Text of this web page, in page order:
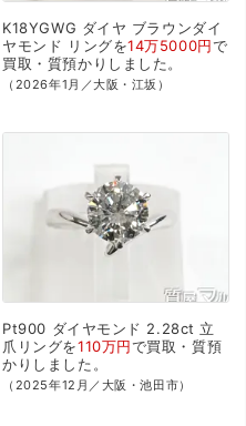
K18YGWG ダイヤ ブラウンダイ
ヤモンド リングを14万5000円で
買取・質預かり しました。
（2026年1月／大阪・江坂）
Pt900 ダイヤモンド 2.28ct 立
爪リングを110万円で買取・質預
かり しました。
（2025年12月／大阪・池田市）